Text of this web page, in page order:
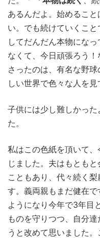
あるんだよ。始めるこ
い。でも続けていくこ
してだんだん本物にな
なくて、今日頑張ろう
さったのは、有名な野
しい世界で色々な人を見
子供には少し難しかっ
た。
私はこの色紙を頂いて
じました。夫はもとも
こともあり、代々続く
す。義両親もまだ健在
ようになり今年で3年目
ものを守りつつ、自分
うと改めて思いました